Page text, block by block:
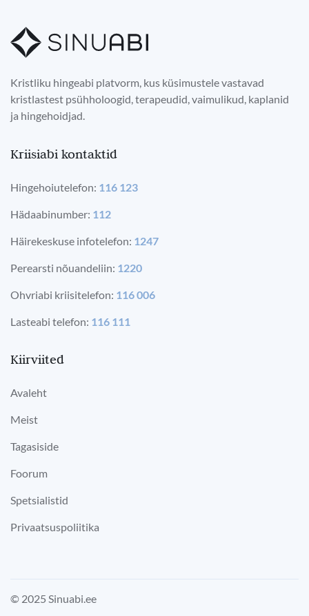
Kristliku hingeabi platvorm, kus küsimustele vastavad
kristlastest psühholoogid, terapeudid, vaimulikud, kaplanid
ja hingehoidjad.
Kriisiabi kontaktid
Hingehoiutelefon: 116 123
Hädaabinumber: 112
Häirekeskuse infotelefon: 1247
Perearsti nõuandeliin: 1220
Ohvriabi kriisitelefon: 116 006
Lasteabi telefon: 116 111
Kiirviited
Avaleht
Meist
Tagasiside
Foorum
Spetsialistid
Privaatsuspoliitika
© 2025 Sinuabi.ee